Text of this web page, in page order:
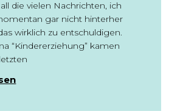
die vielen Nachrichten, ich
gar nicht hinterher
wirklich zu entschuldigen.
“Kindererziehung” kamen